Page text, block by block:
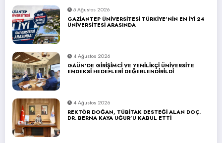
5 Ağustos 2026
GAZİANTEP ÜNİVERSİTESİ TÜRKİYE’NİN EN İYİ 24
ÜNİVERSİTESİ ARASINDA
4 Ağustos 2026
GAÜN’DE GİRİŞİMCİ VE YENİLİKÇİ ÜNİVERSİTE
ENDEKSİ HEDEFLERİ DEĞERLENDİRİLDİ
4 Ağustos 2026
REKTÖR DOĞAN, TÜBİTAK DESTEĞİ ALAN DOÇ.
DR. BERNA KAYA UĞUR’U KABUL ETTİ